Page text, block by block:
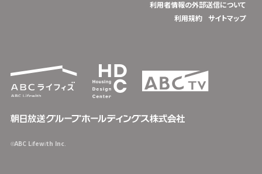
利用者情報の外部送信について
利用規約
サイトマップ
©ABC Lifewith Inc.